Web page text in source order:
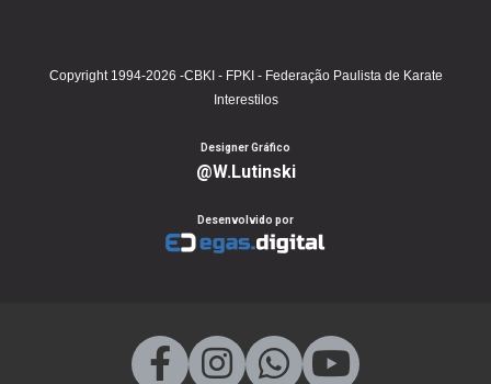
Copyright 1994-2026 -CBKI - FPKI - Federação Paulista de Karate
Interestilos
Designer Gráfico
@W.Lutinski
Desenvolvido por